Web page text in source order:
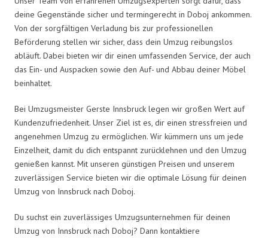
deine Gegenstände sicher und termingerecht in Doboj ankommen.
Von der sorgfältigen Verladung bis zur professionellen
Beförderung stellen wir sicher, dass dein Umzug reibungslos
abläuft. Dabei bieten wir dir einen umfassenden Service, der auch
das Ein- und Auspacken sowie den Auf- und Abbau deiner Möbel
beinhaltet.
Bei Umzugsmeister Gerste Innsbruck legen wir großen Wert auf
Kundenzufriedenheit. Unser Ziel ist es, dir einen stressfreien und
angenehmen Umzug zu ermöglichen. Wir kümmern uns um jede
Einzelheit, damit du dich entspannt zurücklehnen und den Umzug
genießen kannst. Mit unseren günstigen Preisen und unserem
zuverlässigen Service bieten wir die optimale Lösung für deinen
Umzug von Innsbruck nach Doboj.
Du suchst ein zuverlässiges Umzugsunternehmen für deinen
Umzug von Innsbruck nach Doboj? Dann kontaktiere